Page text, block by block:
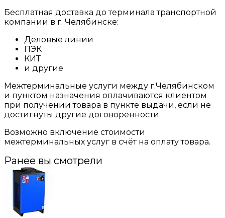
Бесплатная доставка до терминала транспортной
компании в г. Челябинске:
Деловые линии
ПЭК
КИТ
и другие
Межтерминальные услуги между г.Челябинском
и пунктом назначения оплачиваются клиентом
при получении товара в пункте выдачи, если не
достигнуты другие договоренности.
Возможно включение стоимости
межтерминальных услуг в счёт на оплату товара.
Ранее вы смотрели